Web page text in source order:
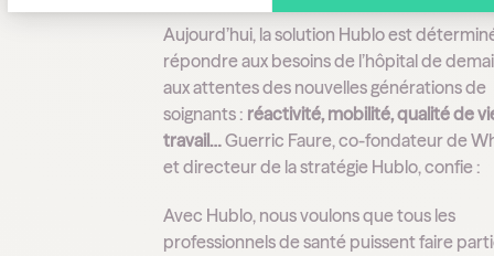
Aujourd’hui, la solution Hublo est
répondre aux besoins de l’hôpital de
aux attentes des nouvelles générations de
soignants : réactivité, mobilité, qualité de
travail…Guerric Faure, co-fondateur de
et directeur de la stratégie Hublo, confie :
Avec Hublo, nous voulons que tous les
professionnels de santé puissent faire